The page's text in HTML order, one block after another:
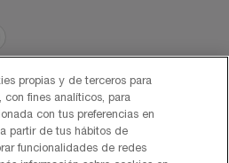
propias y de terceros para
con fines analíticos, para
con tus preferencias en
partir de tus hábitos de
funcionalidades de redes